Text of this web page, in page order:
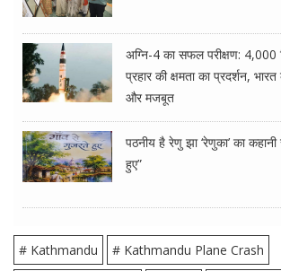
अग्नि-4 का सफल परीक्षण: 4,000
प्रहार की क्षमता का प्रदर्शन,
और मजबूत
पठनीय है रेणु झा ‘रेणुका’ का
हुए”
# Kathmandu
# Kathmandu Plane Crash